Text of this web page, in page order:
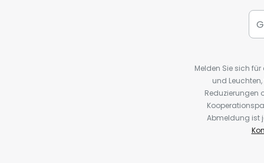
Melden Sie sich
und
Reduzierungen
Abmeldung ist